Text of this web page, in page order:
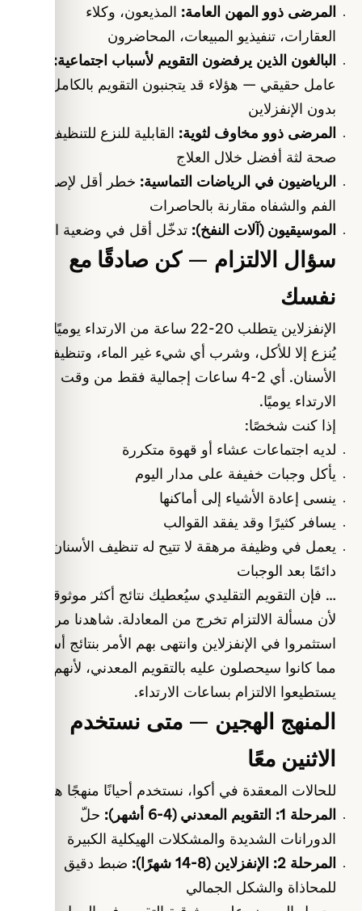
المرضى ذوو المهن العامة: المذيعون، وكلاء
العقارات، تنفيذيو المبيعات، المحاضرون
البالغون الذين يرفضون التقويم لأسباب اجتماعية:
عامل حقيقي — هؤلاء قد يتجنبون التقويم بالكامل
بدون الإنفزلاين
المرضى ذوو مخاوف لثوية: القابلية للنزع للتنظيف =
صحة لثة أفضل خلال العلاج
الرياضيون في الرياضات التماسية: خطر أقل لإصابة
الفم والشفاه مقارنة بالحاصرات
الموسيقيون (آلات النفخ): تدخّل أقل في وضعية الفم
سؤال الالتزام — كن صادقًا مع
نفسك
الإنفزلاين يتطلب 20-22 ساعة من الارتداء يوميًا. لا
يُنزع إلا للأكل، وشرب أي شيء غير الماء، وتنظيف
الأسنان. أي 2-4 ساعات إجمالية فقط من وقت عدم
الارتداء يوميًا.
إذا كنت شخصًا:
لديه اجتماعات عشاء أو قهوة متكررة
يأكل وجبات خفيفة على مدار اليوم
ينسى إعادة الأشياء إلى أماكنها
يسافر كثيرًا وقد يفقد القوالب
يعمل في وظيفة مرهقة لا تتيح له تنظيف الأسنان
دائمًا بعد الوجبات
… فإن التقويم التقليدي سيُعطيك نتائج أكثر موثوقية
لأن مسألة الالتزام تخرج من المعادلة. شاهدنا مرضى
استثمروا في الإنفزلاين وانتهى بهم الأمر بنتائج أسوأ
مما كانوا سيحصلون عليه بالتقويم المعدني، لأنهم لم
يستطيعوا الالتزام بساعات الارتداء.
المنهج الهجين — متى نستخدم
الاثنين معًا
للحالات المعقدة في أكوا، نستخدم أحيانًا منهجًا هجينًا:
المرحلة 1: التقويم المعدني (4-6 أشهر): حلّ
الدورانات الشديدة والمشكلات الهيكلية الكبيرة
المرحلة 2: الإنفزلاين (8-14 شهرًا): ضبط دقيق
للمحاذاة والشكل الجمالي